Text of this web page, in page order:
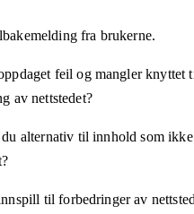
fra brukerne.
feil og mangler knyttet
av nettstedet?
du alternativ til innhold som
til forbedringer av